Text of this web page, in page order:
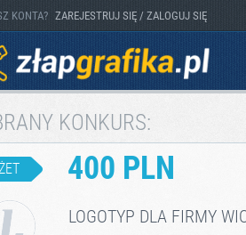
KONTA? ZAREJESTRUJ SIĘ / ZALOGUJ SIĘ
KONKURS:
400 PLN
LOGOTYP DLA FIRMY